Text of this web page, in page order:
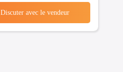
Discuter avec le vendeur